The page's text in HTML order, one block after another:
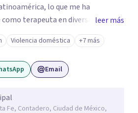
lo que me ha
terapeuta en diversas
con personas de un amplio
y profesiones. Al ser
como habilitador para una
mi proceso de psicoterapia se
mentales y emocionales con
y amabilidad.
leer más
Violencia doméstica +7 más
Email
Fe, Contadero, Ciudad de México,